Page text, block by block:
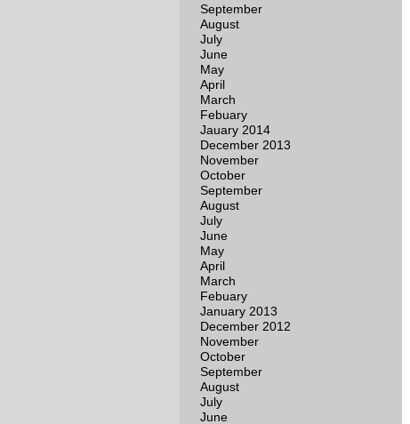
September
August
July
June
May
April
March
Febuary
Jauary 2014
December 2013
November
October
September
August
July
June
May
April
March
Febuary
January 2013
December 2012
November
October
September
August
July
June